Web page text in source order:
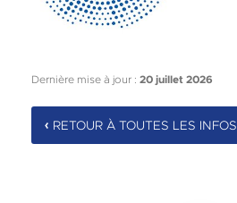
Dernière mise à jour : 20 juillet 2026
RETOUR À TOUTES LES INFOS